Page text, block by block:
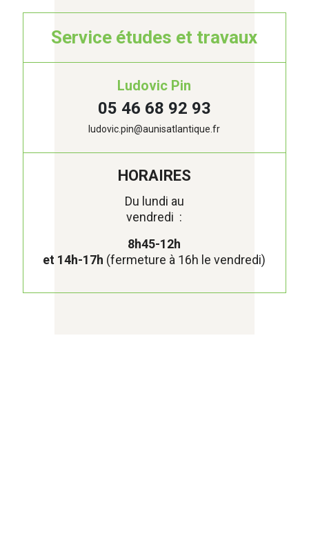
Service études et travaux
Ludovic Pin
05 46 68 92 93
ludovic.pin@aunisatlantique.fr
HORAIRES
Du lundi au
vendredi :
8h45-12h
et 14h-17h (fermeture à 16h le vendredi)